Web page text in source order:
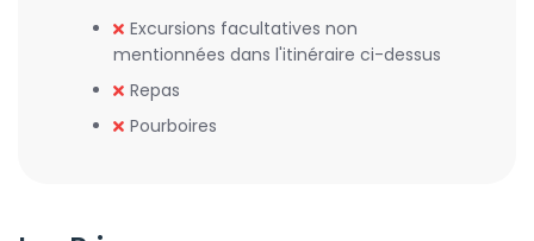
Excursions facultatives non
mentionnées dans l'itinéraire ci-dessus
Repas
Pourboires